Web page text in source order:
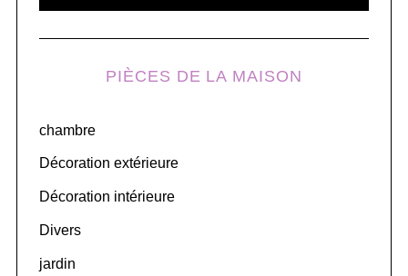
f
o
:
A
C
PIÈCES DE LA MAISON
chambre
Décoration extérieure
Décoration intérieure
Divers
jardin